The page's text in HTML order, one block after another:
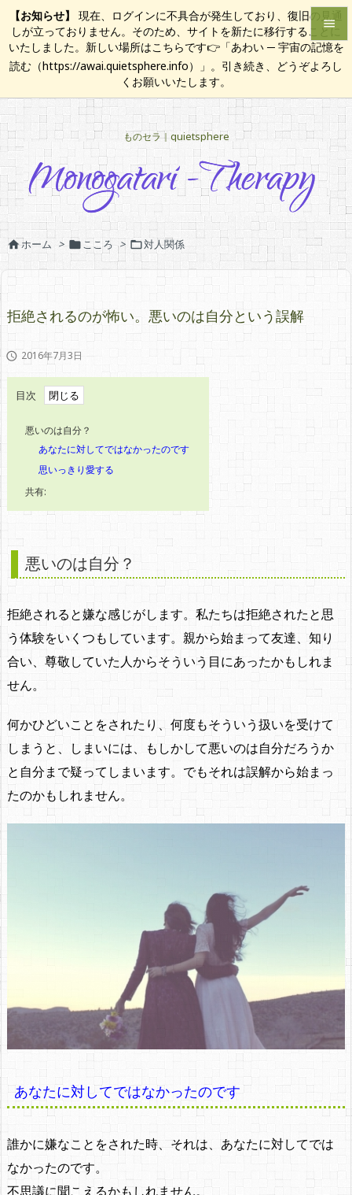
【お知らせ】
現在、ログインに不具合が発生しており、復旧の見通
しが立っておりません。そのため、サイトを新たに移行することに
いたしました。新しい場所はこちらです👉「あわい ─ 宇宙の記憶を
読む（https://awai.quietsphere.info）」。引き続き、どうぞよろし
くお願いいたします。
ものセラ｜quietsphere


メニュ

サイド


次へ

検索
ホーム > こころ > 対人関係
拒絶されるのが怖い。悪いのは自分という誤解
 2016年7月3日
目次
悪いのは自分？
あなたに対してではなかったのです
思いっきり愛する
共有:
悪いのは自分？
拒絶されると嫌な感じがします。私たちは拒絶されたと思
う体験をいくつもしています。親から始まって友達、知り
合い、尊敬していた人からそういう目にあったかもしれま
せん。
何かひどいことをされたり、何度もそういう扱いを受けて
しまうと、しまいには、もしかして悪いのは自分だろうか
と自分まで疑ってしまいます。でもそれは誤解から始まっ
たのかもしれません。
あなたに対してではなかったのです
誰かに嫌なことをされた時、それは、あなたに対してでは
なかったのです。
不思議に聞こえるかもしれません。